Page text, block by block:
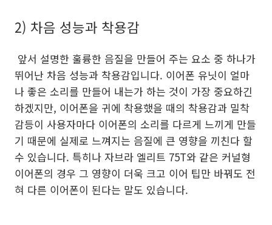
2) 차음 성능과 착용감
앞서 설명한 훌륭한 음질을 만들어 주는 요소 중 하나가
뛰어난 차음 성능과 착용감입니다. 이어폰 유닛이 얼마
나 좋은 소리를 만들어 내는가 하는 것이 가장 중요하긴
하겠지만, 이어폰을 귀에 착용했을 때의 착용감과 밀착
감등이 사용자마다 이어폰의 소리를 다르게 느끼게 만들
기 때문에 실제로 느껴지는 음질에 큰 영향을 끼친다 할
수 있습니다. 특히나 자브라 엘리트 75T와 같은 커널형
이어폰의 경우 그 영향이 더욱 크고 이어 팁만 바꿔도 전
혀 다른 이어폰이 된다는 말도 있습니다.